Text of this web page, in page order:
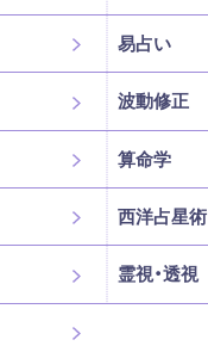
易占い
波動修正
算命学
西洋占星術
霊視・透視